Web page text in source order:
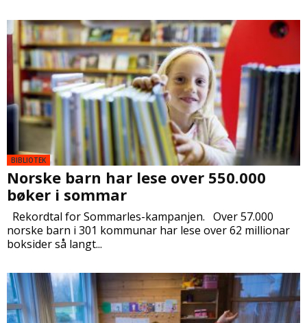
BIBLIOTEK
Norske barn har lese over 550.000
bøker i sommar
Rekordtal for Sommarles-kampanjen. Over 57.000
norske barn i 301 kommunar har lese over 62 millionar
boksider så langt...